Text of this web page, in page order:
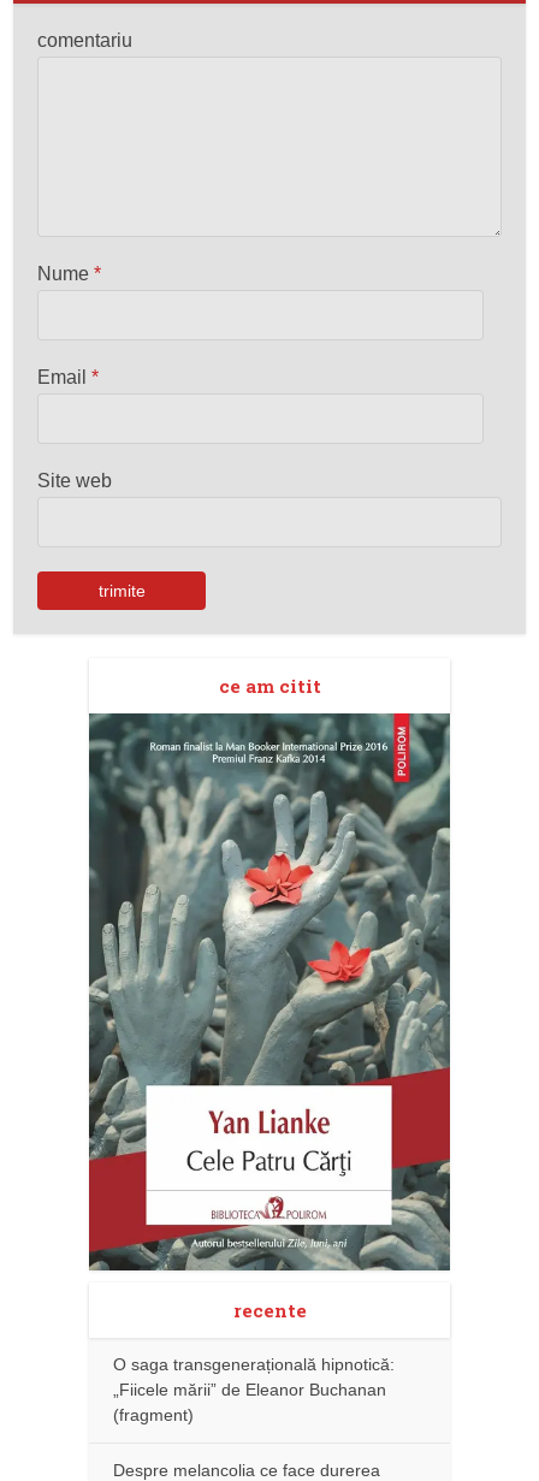
comentariu
Nume*
Email*
Site web
ce am citit
recente
O saga transgenerațională hipnotică:
„Fiicele mării” de Eleanor Buchanan
(fragment)
Despre melancolia ce face durerea